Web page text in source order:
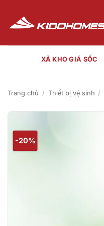
nội
dung
XẢ KHO GIÁ SỐC
Trang chủ / Thiết bị vệ sinh /
-20%